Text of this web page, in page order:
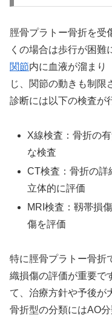
脛骨プラトー骨折を受
くの場合は歩行が困難
関節内に血液が溜まり
じ、関節の動きも制限
診断には以下の検査が
X線検査：骨折の
な検査
CT検査：骨折の詳
立体的に評価
MRI検査：靱帯損
傷を評価
特に脛骨プラトー骨折
織損傷の評価が重要で
て、治療方針や予後が
骨折型の分類にはAO